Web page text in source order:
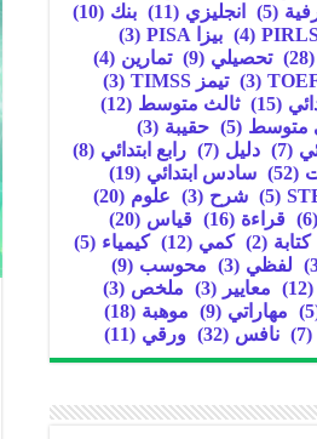
(5) انجليزي (11) بنك (10)
(4) بيزا PISA
(3)
(28) تحصيلي (9) تمارين (4)
(3) تيمز TIMSS
(3)
(15) ثالث متوسط (12)
متوسط (5) حقيبة (3)
(7) دليل (7) رابع ابتدائي (8)
(52) سادس ابتدائي (19)
(5) شرح (3) علوم (20)
(6) قراءة (16) قياس (20)
كتابة (2) كمي (12) كيمياء (5)
لفظي (3) محوسب (9)
(12) معايير (3) ملخص (3)
مهاراتي (9) موهبة (18)
(7) نافس (32) ورقي (11)